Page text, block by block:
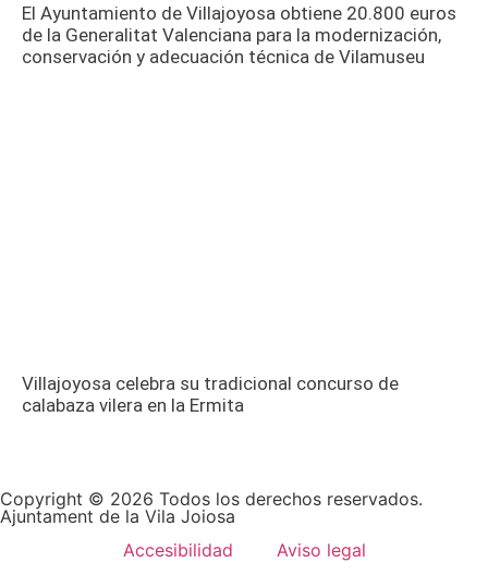
El Ayuntamiento de Villajoyosa obtiene 20.800 euros
de la Generalitat Valenciana para la modernización,
conservación y adecuación técnica de Vilamuseu
Villajoyosa celebra su tradicional concurso de
calabaza vilera en la Ermita
Copyright © 2026 Todos los derechos reservados.
Ajuntament de la Vila Joiosa
Accesibilidad
Aviso legal